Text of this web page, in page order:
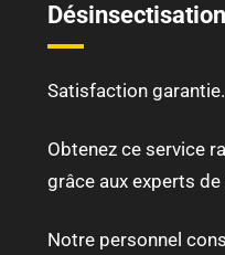
Satisfaction garantie.
Obtenez ce service
grâce aux experts
Notre personnel